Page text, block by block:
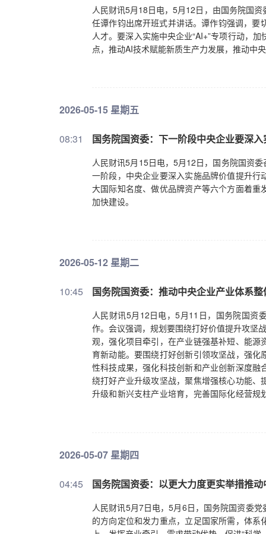
人民财讯5月18日电，5月12日，由国务院国
任谭作钧出席开班式并讲话。谭作钧强调，要
人才。要深入实施中央企业“AI+”专项行动，
点，推动AI技术赋能新质生产力发展，推动中
2026-05-15 星期五
08:31 国务院国资委：下一阶段中央企业要深
人民财讯5月15日电，5月12日，国务院国资
一阶段，中央企业要深入实施品牌价值提升
大国际知名度、做优品牌资产等六个方面着
加快建设。
2026-05-12 星期二
10:45 国务院国资委：推动中央企业产业体系
人民财讯5月12日电，5月11日，国务院国资
作。会议强调，规划要围绕打好价值提升攻坚
观，强化项目牵引，在产业链强基补短、能
育新动能。要围绕打好创新引领攻坚战，强
性科技成果，强化科技创新和产业创新深度
绕打好产业升级攻坚战，聚焦增强核心功能
升级和新兴支柱产业培育，完善国际化经营
2026-05-07 星期四
04:45 国务院国资委：以更大力度更实举措推
人民财讯5月7日电，5月6日，国务院国资委
的方向定位和发力重点，立足国家所需，体